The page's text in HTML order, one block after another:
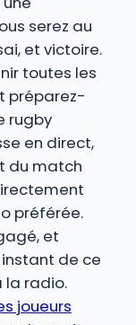
serez au
et victoire.
toutes les
préparez-
rugby
en direct,
du match
préférée.
et
de ce
radio.
joueurs